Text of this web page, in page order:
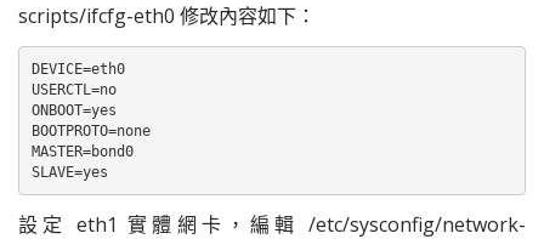
scripts/ifcfg-eth0 修改內容如下：
DEVICE=eth0
USERCTL=no
ONBOOT=yes
BOOTPROTO=none
MASTER=bond0
SLAVE=yes
設定 eth1 實體網卡，編輯 /etc/sysconfig/network-